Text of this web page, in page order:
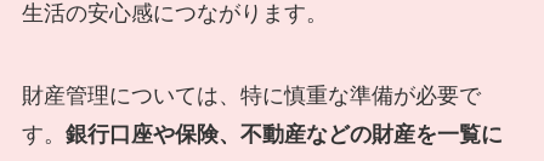
生活の安心感につながります。
財産管理については、特に慎重な準備が必要で
す。 銀行口座や保険、不動産などの財産を一覧に